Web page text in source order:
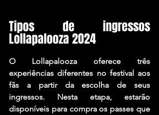
Tipos de ingressos
Lollapalooza 2024
O Lollapalooza oferece três
experiências diferentes no festival aos
fãs a partir da escolha de seus
ingressos. Nesta etapa, estarão
disponíveis para compra os passes que